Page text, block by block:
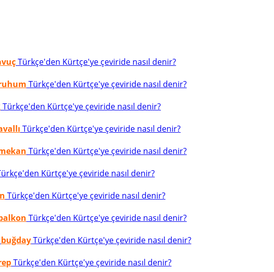
Türkçe'den Kürtçe'ye çeviride nasıl denir?
Türkçe'den Kürtçe'ye çeviride nasıl denir?
Türkçe'den Kürtçe'ye çeviride nasıl denir?
Türkçe'den Kürtçe'ye çeviride nasıl denir?
Türkçe'den Kürtçe'ye çeviride nasıl denir?
Kürtçe'ye çeviride nasıl denir?
Türkçe'den Kürtçe'ye çeviride nasıl denir?
Türkçe'den Kürtçe'ye çeviride nasıl denir?
buğdayTürkçe'den Kürtçe'ye çeviride nasıl denir?
Türkçe'den Kürtçe'ye çeviride nasıl denir?